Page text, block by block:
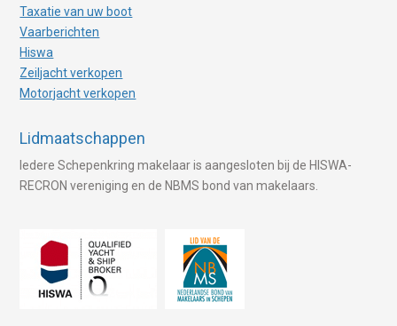
Taxatie van uw boot
Vaarberichten
Hiswa
Zeiljacht verkopen
Motorjacht verkopen
Lidmaatschappen
Iedere Schepenkring makelaar is aangesloten bij de HISWA-
RECRON vereniging en de NBMS bond van makelaars.